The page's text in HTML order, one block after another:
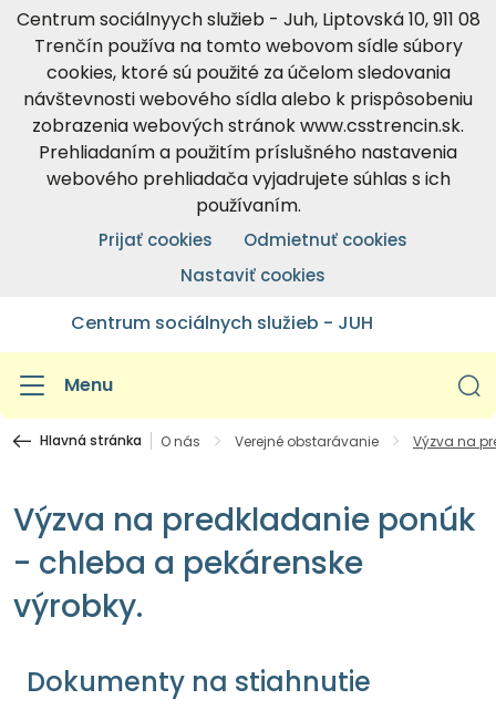
Centrum sociálnyych služieb - Juh, Liptovská 10, 911 08
Trenčín používa na tomto webovom sídle súbory
cookies, ktoré sú použité za účelom sledovania
návštevnosti webového sídla alebo k prispôsobeniu
zobrazenia webových stránok www.csstrencin.sk.
Prehliadaním a použitím príslušného nastavenia
webového prehliadača vyjadrujete súhlas s ich
používaním.
Prijať cookies
Odmietnuť cookies
Nastaviť cookies
Centrum sociálnych služieb - JUH
Menu
Hlavná stránka O nás Verejné obstarávanie Výzva na
Výzva na predkladanie ponúk
- chleba a pekárenske
výrobky.
Dokumenty na stiahnutie